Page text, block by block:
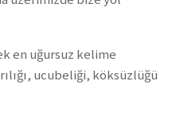
en uğursuz kelime
ucubeliği, köksüzlüğü